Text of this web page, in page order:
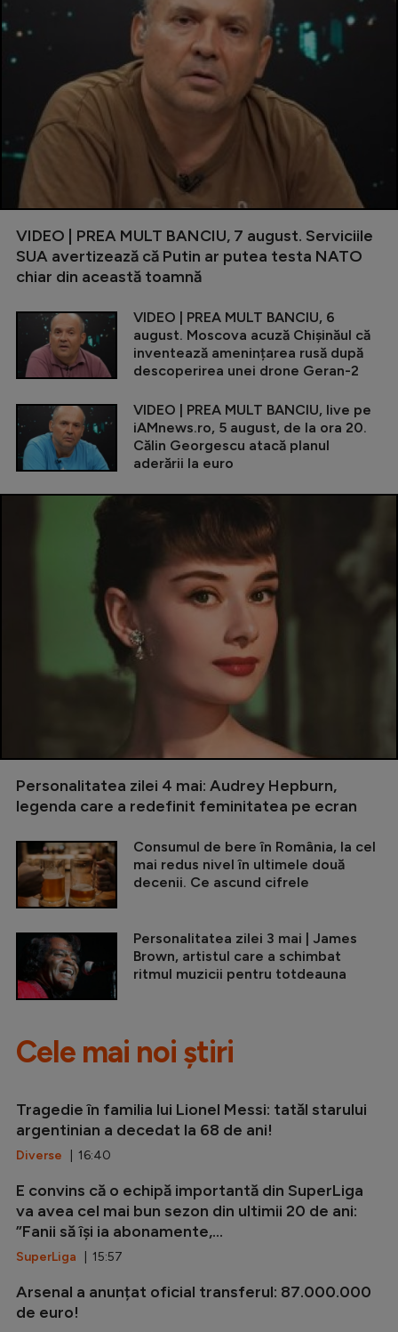
VIDEO | PREA MULT BANCIU, 7 august. Serviciile
SUA avertizează că Putin ar putea testa NATO
chiar din această toamnă
VIDEO | PREA MULT BANCIU, 6
august. Moscova acuză Chișinăul că
inventează amenințarea rusă după
descoperirea unei drone Geran-2
VIDEO | PREA MULT BANCIU, live pe
iAMnews.ro, 5 august, de la ora 20.
Călin Georgescu atacă planul
aderării la euro
Personalitatea zilei 4 mai: Audrey Hepburn,
legenda care a redefinit feminitatea pe ecran
Consumul de bere în România, la cel
mai redus nivel în ultimele două
decenii. Ce ascund cifrele
Personalitatea zilei 3 mai | James
Brown, artistul care a schimbat
ritmul muzicii pentru totdeauna
Cele mai noi știri
Tragedie în familia lui Lionel Messi: tatăl starului
argentinian a decedat la 68 de ani!
Diverse | 16:40
E convins că o echipă importantă din SuperLiga
va avea cel mai bun sezon din ultimii 20 de ani:
”Fanii să își ia abonamente,...
SuperLiga | 15:57
Arsenal a anunțat oficial transferul: 87.000.000
de euro!